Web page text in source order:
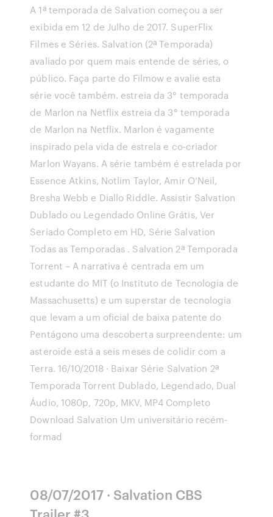
A 1ª temporada de Salvation começou a ser
exibida em 12 de Julho de 2017. SuperFlix
Filmes e Séries. Salvation (2ª Temporada)
avaliado por quem mais entende de séries, o
público. Faça parte do Filmow e avalie esta
série você também. estreia da 3° temporada
de Marlon na Netflix estreia da 3° temporada
de Marlon na Netflix. Marlon é vagamente
inspirado pela vida de estrela e co-criador
Marlon Wayans. A série também é estrelada por
Essence Atkins, Notlim Taylor, Amir O’Neil,
Bresha Webb e Diallo Riddle. Assistir Salvation
Dublado ou Legendado Online Grátis, Ver
Seriado Completo em HD, Série Salvation
Todas as Temporadas . Salvation 2ª Temporada
Torrent – A narrativa é centrada em um
estudante do MIT (o Instituto de Tecnologia de
Massachusetts) e um superstar de tecnologia
que levam a um oficial de baixa patente do
Pentágono uma descoberta surpreendente: um
asteroide está a seis meses de colidir com a
Terra. 16/10/2018 · Baixar Série Salvation 2ª
Temporada Torrent Dublado, Legendado, Dual
Áudio, 1080p, 720p, MKV, MP4 Completo
Download Salvation Um universitário recém-
formad
08/07/2017 · Salvation CBS